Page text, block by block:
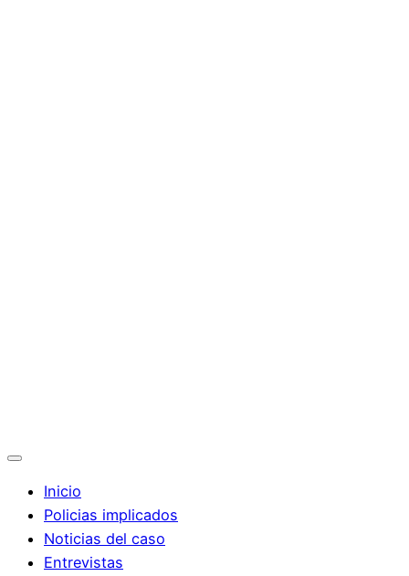
Inicio
Policias implicados
Noticias del caso
Entrevistas